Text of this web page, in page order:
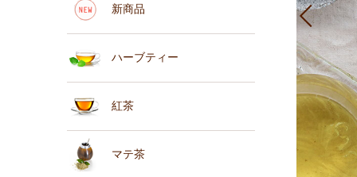
新商品
ハーブティー
紅茶
マテ茶